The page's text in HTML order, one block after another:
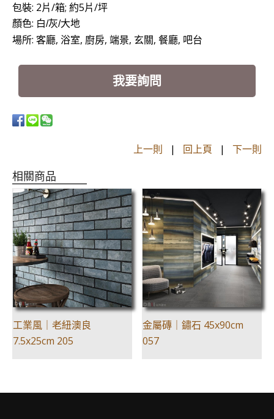
包裝: 2片/箱; 約5片/坪
顏色: 白/灰/大地
場所: 客廳, 浴室, 廚房, 端景, 玄關, 餐廳, 吧台
我要詢問
上一則 | 回上頁 | 下一則
相關商品
工業風｜老紐澳良
7.5x25cm 205
金屬磚｜鏽石 45x90cm
057